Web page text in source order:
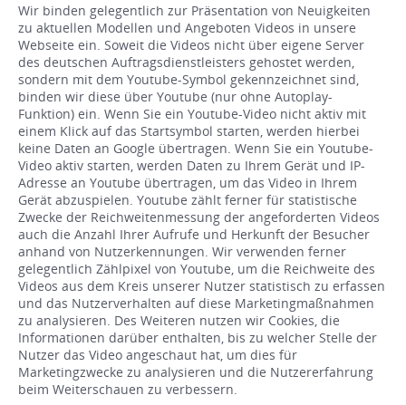
Wir binden gelegentlich zur Präsentation von Neuigkeiten
zu aktuellen Modellen und Angeboten Videos in unsere
Webseite ein. Soweit die Videos nicht über eigene Server
des deutschen Auftragsdienstleisters gehostet werden,
sondern mit dem Youtube-Symbol gekennzeichnet sind,
binden wir diese über Youtube (nur ohne Autoplay-
Funktion) ein. Wenn Sie ein Youtube-Video nicht aktiv mit
einem Klick auf das Startsymbol starten, werden hierbei
keine Daten an Google übertragen. Wenn Sie ein Youtube-
Video aktiv starten, werden Daten zu Ihrem Gerät und IP-
Adresse an Youtube übertragen, um das Video in Ihrem
Gerät abzuspielen. Youtube zählt ferner für statistische
Zwecke der Reichweitenmessung der angeforderten Videos
auch die Anzahl Ihrer Aufrufe und Herkunft der Besucher
anhand von Nutzerkennungen. Wir verwenden ferner
gelegentlich Zählpixel von Youtube, um die Reichweite des
Videos aus dem Kreis unserer Nutzer statistisch zu erfassen
und das Nutzerverhalten auf diese Marketingmaßnahmen
zu analysieren. Des Weiteren nutzen wir Cookies, die
Informationen darüber enthalten, bis zu welcher Stelle der
Nutzer das Video angeschaut hat, um dies für
Marketingzwecke zu analysieren und die Nutzererfahrung
beim Weiterschauen zu verbessern.